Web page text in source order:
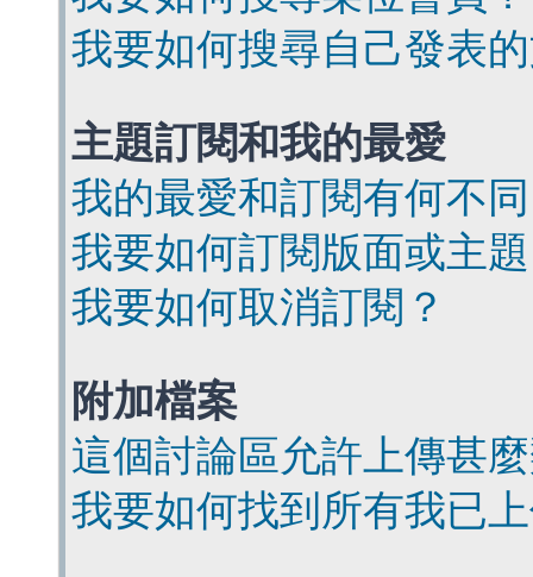
我要如何搜尋自己發表
主題訂閱和我的最愛
我的最愛和訂閱有何不
我要如何訂閱版面或主
我要如何取消訂閱？
附加檔案
這個討論區允許上傳甚
我要如何找到所有我已